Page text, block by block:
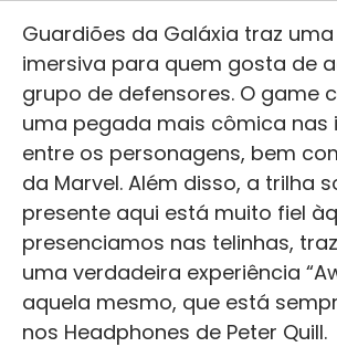
Guardiões da Galáxia traz
imersiva para quem gosta de
grupo de defensores. O game
uma pegada mais cômica nas
entre os personagens, bem
da Marvel. Além disso, a trilha
presente aqui está muito fiel
presenciamos nas telinhas,
uma verdadeira experiência
aquela mesmo, que está
nos Headphones de Peter Quill.